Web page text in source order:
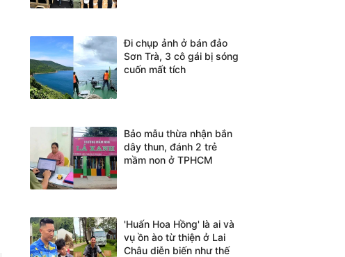
Đi chụp ảnh ở bán đảo
Sơn Trà, 3 cô gái bị sóng
cuốn mất tích
Bảo mẫu thừa nhận bắn
dây thun, đánh 2 trẻ
mầm non ở TPHCM
'Huấn Hoa Hồng' là ai và
vụ ồn ào từ thiện ở Lai
Châu diễn biến như thế